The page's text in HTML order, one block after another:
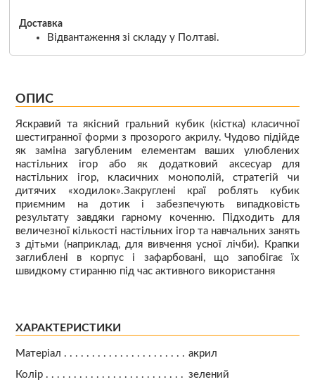
Доставка
Відвантаження зі складу у Полтаві.
ОПИС
Яскравий та якісний гральний кубик (кістка) класичної
шестигранної форми з прозорого акрилу. Чудово підійде
як заміна загубленим елементам ваших улюблених
настільних ігор або як додатковий аксесуар для
настільних ігор, класичних монополій, стратегій чи
дитячих «ходилок».Закруглені краї роблять кубик
приємним на дотик і забезпечують випадковість
результату завдяки гарному коченню. Підходить для
величезної кількості настільних ігор та навчальних занять
з дітьми (наприклад, для вивчення усної лічби). Крапки
заглиблені в корпус і зафарбовані, що запобігає їх
швидкому стиранню під час активного використання
ХАРАКТЕРИСТИКИ
Матеріал
акрил
Колір
зелений